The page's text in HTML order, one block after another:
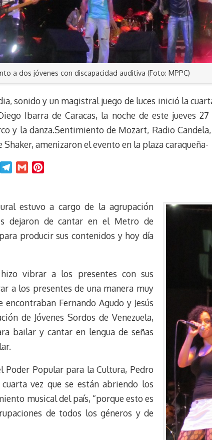
a dos jóvenes con discapacidad auditiva (Foto: MPPC)
sonido y un magistral juego de luces inició la
Ibarra de Caracas, la noche de este jueves
y la danza.Sentimiento de Mozart, Radio
amenizaron el evento en la plaza caraqueña-
e
g
r
a
i
t
e
r
e
estuvo a cargo de la agrupación
dejaron de cantar en el Metro de
producir sus contenidos y hoy día
hizo vibrar a los presentes con sus
a los presentes de una manera muy
Fernando Agudo y Jesús
de Jóvenes Sordos de Venezuela,
bailar y cantar en lengua de señas
Popular para la Cultura, Pedro
vez que se están abriendo los
musical del país, “porque esto es
de todos los géneros y de